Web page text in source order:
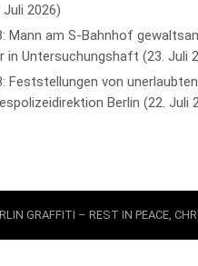
Juli 2026
Mann am S-Bahnhof
in Untersuchungshaft
23. Juli
Feststellungen von
Berlin
22. Juli
GRAFFITI – REST IN PEACE,